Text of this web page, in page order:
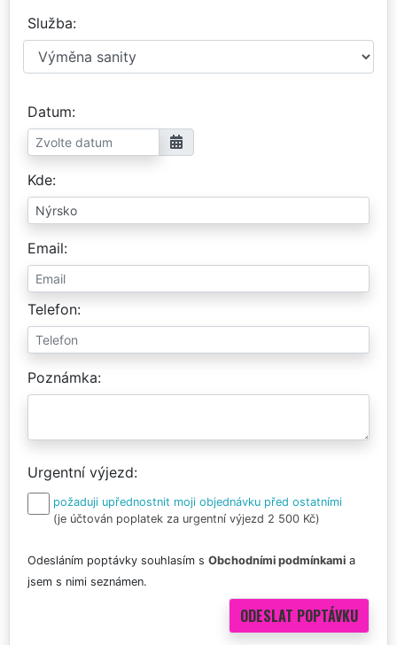
Služba
Datum
Kde
Email
Telefon
Poznámka
Urgentní výjezd
požaduji upřednostnit moji objednávku před ostatními
(je účtován poplatek za urgentní výjezd 2 500 Kč)
Odesláním poptávky souhlasím s Obchodními podmínkami a
jsem s nimi seznámen.